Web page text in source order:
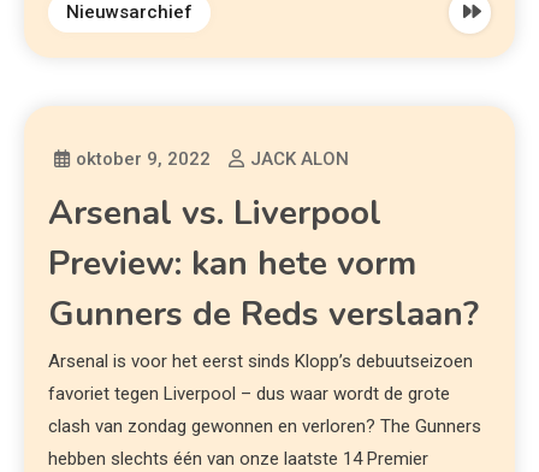
Nieuwsarchief
oktober 9, 2022 JACK ALON
Arsenal vs. Liverpool
Preview: kan hete vorm
Gunners de Reds verslaan?
Arsenal is voor het eerst sinds Klopp’s debuutseizoen
favoriet tegen Liverpool – dus waar wordt de grote
clash van zondag gewonnen en verloren? The Gunners
hebben slechts één van onze laatste 14 Premier